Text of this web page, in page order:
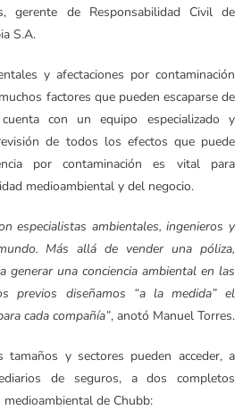
gerente de Responsabilidad Civil de
S.A.
y afectaciones por contaminación
factores que pueden escaparse de
con un equipo especializado y
de todos los efectos que puede
por contaminación es vital para
medioambiental y del negocio.
especialistas ambientales, ingenieros y
Más allá de vender una póliza,
generar una conciencia ambiental en las
previos diseñamos “a la medida” el
cada compañía”, anotó Manuel Torres.
tamaños y sectores pueden acceder, a
de seguros, a dos completos
de Chubb: